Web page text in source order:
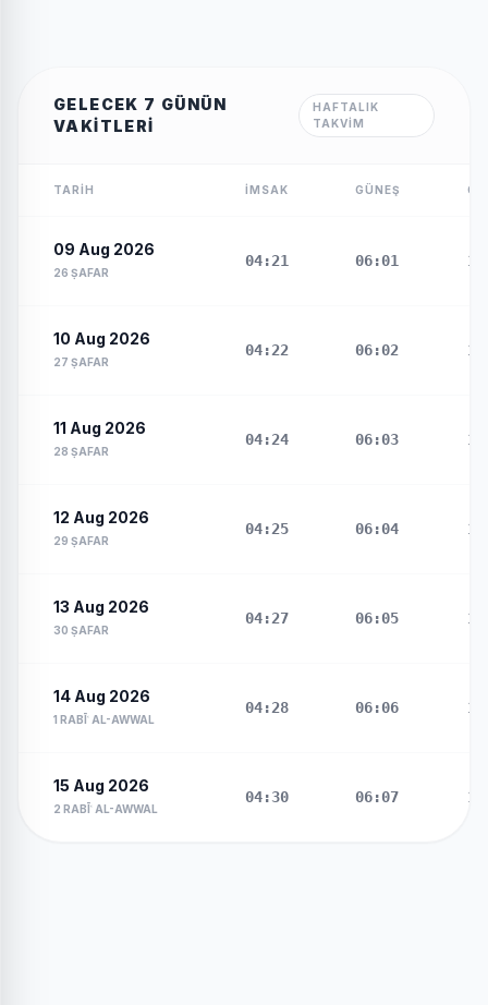
GELECEK 7 GÜNÜN
VAKITLERI
HAFTALIK
TAKVIM
TARIH İMSAK GÜNEŞ
09 Aug 2026
26 ṢAFAR
04:21 06:01
10 Aug 2026
27 ṢAFAR
04:22 06:02
11 Aug 2026
28 ṢAFAR
04:24 06:03
12 Aug 2026
29 ṢAFAR
04:25 06:04
13 Aug 2026
30 ṢAFAR
04:27 06:05
14 Aug 2026
1 RABĪʿ AL-AWWAL
04:28 06:06
15 Aug 2026
2 RABĪʿ AL-AWWAL
04:30 06:07